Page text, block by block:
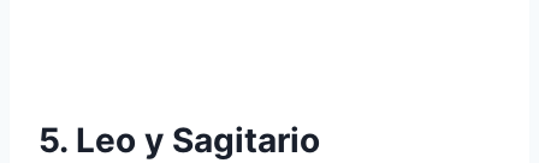
5. Leo y Sagitario